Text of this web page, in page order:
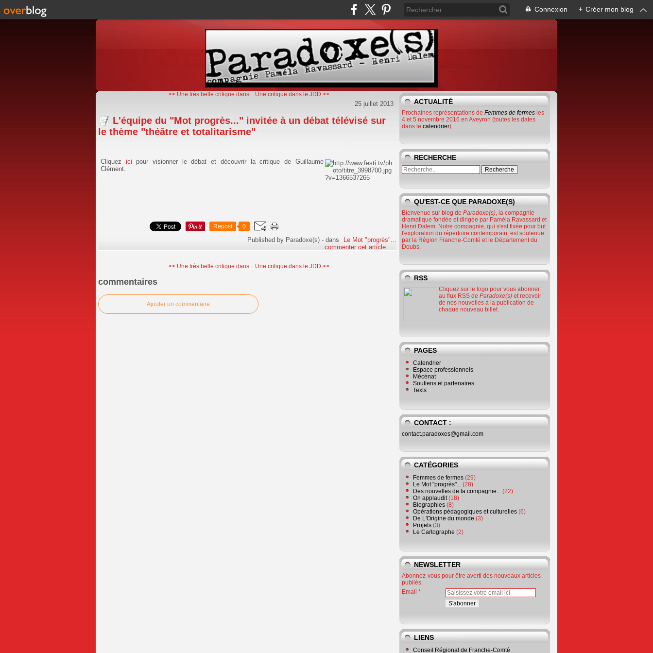
Connexion + Créer mon blog
<< Une très belle critique dans... Une critique dans le JDD >>
25 juillet 2013
L'équipe du "Mot progrès..." invitée à un débat télévisé sur
le thème "théâtre et totalitarisme"
Cliquez ici pour visionner le débat et découvrir la critique de Guillaume
Clément.
Repost 0
Published by Paradoxe(s) -dans
Le Mot "progrès"...
commenter cet article
<< Une très belle critique dans... Une critique dans le JDD >>
commentaires
Ajouter un commentaire
ACTUALITÉ
Prochaines représentations de Femmes de fermes les
4 et 5 novembre 2016 en Aveyron (toutes les dates
dans le calendrier).
RECHERCHE
QU'EST-CE QUE PARADOXE(S)
Bienvenue sur blog de Paradoxe(s), la compagnie
dramatique fondée et dirigée par Paméla Ravassard et
Henri Dalem. Notre compagnie, qui s'est fixée pour but
l'exploration du répertoire contemporain, est soutenue
par la Région Franche-Comté et le Département du
Doubs.
RSS
Cliquez sur le logo pour vous abonner
au flux RSS de Paradoxe(s) et recevoir
de nos nouvelles à la publication de
chaque nouveau billet.
PAGES
Calendrier
Espace professionnels
Mécénat
Soutiens et partenaires
Texts
CONTACT :
contact.paradoxes@gmail.com
CATÉGORIES
Femmes de fermes (29)
Le Mot "progrès"... (28)
Des nouvelles de la compagnie... (22)
On applaudit(18)
Biographies (8)
Opérations pédagogiques et culturelles (6)
De L'Origine du monde (3)
Projets (3)
Le Cartographe (2)
NEWSLETTER
Abonnez-vous pour être averti des nouveaux articles
publiés.
Email
LIENS
Conseil Régional de Franche-Comté